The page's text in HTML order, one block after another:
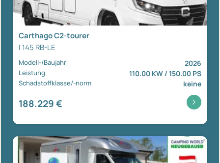
Carthago C2-tourer
I 145 RB-LE
Modell-/Baujahr 2026
Leistung 110.00 KW / 150.00 PS
Schadstoffklasse/-norm keine
188.229 €